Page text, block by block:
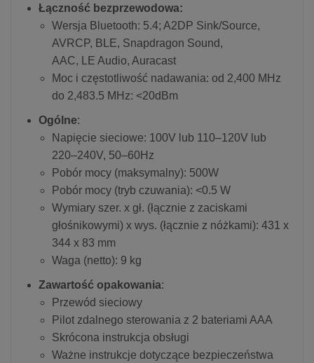
Łączność bezprzewodowa:
Wersja Bluetooth: 5.4; A2DP Sink/Source,
AVRCP, BLE, Snapdragon Sound,
AAC, LE Audio, Auracast
Moc i częstotliwość nadawania: od 2,400 MHz
do 2,483.5 MHz: <20dBm
Ogólne:
Napięcie sieciowe: 100V lub 110–120V lub
220–240V, 50–60Hz
Pobór mocy (maksymalny): 500W
Pobór mocy (tryb czuwania): <0.5 W
Wymiary szer. x gł. (łącznie z zaciskami
głośnikowymi) x wys. (łącznie z nóżkami): 431 x
344 x 83 mm
Waga (netto): 9 kg
Zawartość opakowania:
Przewód sieciowy
Pilot zdalnego sterowania z 2 bateriami AAA
Skrócona instrukcja obsługi
Ważne instrukcje dotyczące bezpieczeństwa